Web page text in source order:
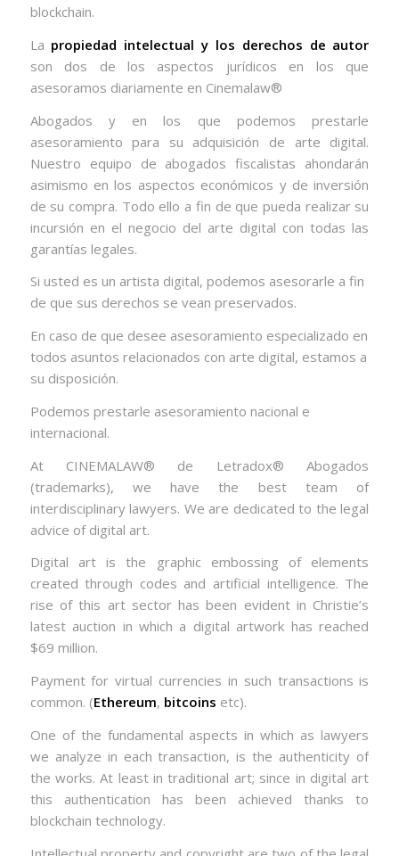
blockchain.
La propiedad intelectual y los derechos de autor
son dos de los aspectos jurídicos en los que
asesoramos diariamente en Cinemalaw®
Abogados y en los que podemos prestarle
asesoramiento para su adquisición de arte digital.
Nuestro equipo de abogados fiscalistas ahondarán
asimismo en los aspectos económicos y de inversión
de su compra. Todo ello a fin de que pueda realizar su
incursión en el negocio del arte digital con todas las
garantías legales.
Si usted es un artista digital, podemos asesorarle a fin
de que sus derechos se vean preservados.
En caso de que desee asesoramiento especializado en
todos asuntos relacionados con arte digital, estamos a
su disposición.
Podemos prestarle asesoramiento nacional e
internacional.
At CINEMALAW® de Letradox® Abogados
(trademarks), we have the best team of
interdisciplinary lawyers. We are dedicated to the legal
advice of digital art.
Digital art is the graphic embossing of elements
created through codes and artificial intelligence. The
rise of this art sector has been evident in Christie’s
latest auction in which a digital artwork has reached
$69 million.
Payment for virtual currencies in such transactions is
common. (Ethereum, bitcoins etc).
One of the fundamental aspects in which as lawyers
we analyze in each transaction, is the authenticity of
the works. At least in traditional art; since in digital art
this authentication has been achieved thanks to
blockchain technology.